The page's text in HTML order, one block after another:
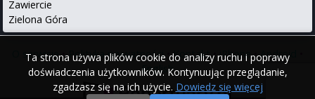
Ta strona używa plików cookie do analizy ruchu i poprawy
doświadczenia użytkowników. Kontynuując przeglądanie,
zgadzasz się na ich użycie. Dowiedz się więcej
Zawiercie
Zielona Góra
O serwisie•Polityka prywatności•Kontakt•iPhone•Android
English